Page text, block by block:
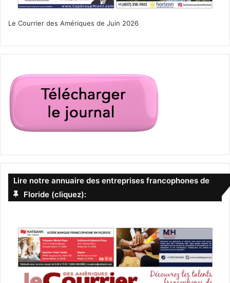
Le Courrier des Amériques de Juin 2026
Lire notre annuaire des entreprises francophones de
Floride (cliquez):